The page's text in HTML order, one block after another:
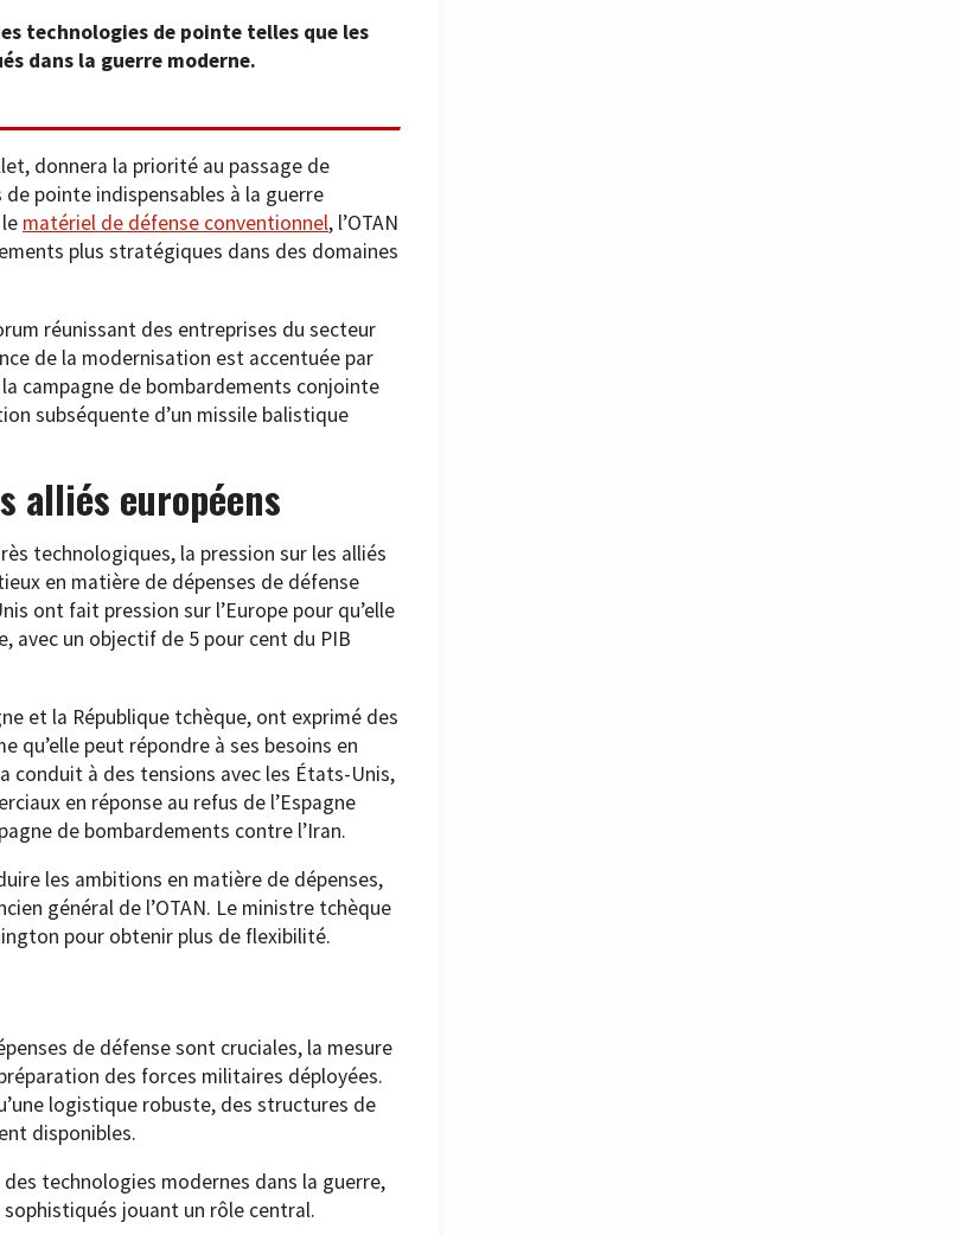
technologies de pointe telles que les
dans la guerre moderne.
donnera la priorité au passage de
pointe indispensables à la guerre
matériel de défense conventionnel, l’OTAN
plus stratégiques dans des domaines
réunissant des entreprises du secteur
de la modernisation est accentuée par
campagne de bombardements conjointe
subséquente d’un missile balistique
alliés européens
technologiques, la pression sur les alliés
en matière de dépenses de défense
ont fait pression sur l’Europe pour qu’elle
avec un objectif de 5 pour cent du PIB
et la République tchèque, ont exprimé des
qu’elle peut répondre à ses besoins en
conduit à des tensions avec les États-Unis,
en réponse au refus de l’Espagne
de bombardements contre l’Iran.
les ambitions en matière de dépenses,
général de l’OTAN. Le ministre tchèque
pour obtenir plus de flexibilité.
de défense sont cruciales, la mesure
des forces militaires déployées.
logistique robuste, des structures de
disponibles.
technologies modernes dans la guerre,
jouant un rôle central.